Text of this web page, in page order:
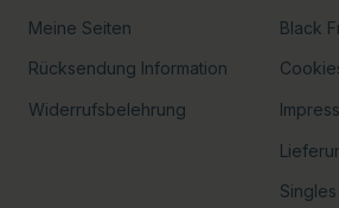
Meine Seiten
Rücksendung Information
Widerrufsbelehrung
Black